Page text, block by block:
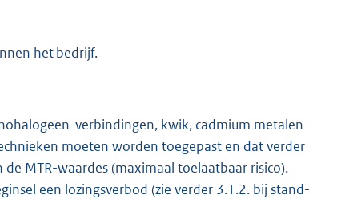
het bedrijf.
verbindingen, kwik, cadmium metalen
moeten worden toegepast en dat verder
MTR-waardes (maximaal toelaatbaar risico).
een lozingsverbod (zie verder 3.1.2. bij stand-